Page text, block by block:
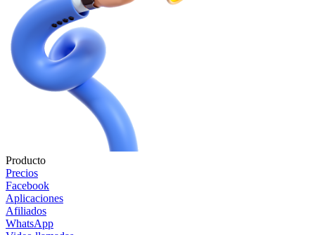
Producto
Precios
Facebook
Aplicaciones
Afiliados
WhatsApp